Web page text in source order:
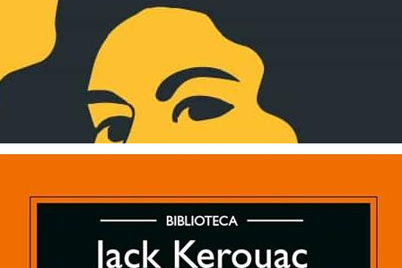
Big Sur
$ 29.900
3 cuotas sin interés de $ 9.967